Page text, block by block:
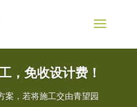
，免收设计费！
案，若将施工交由青望园